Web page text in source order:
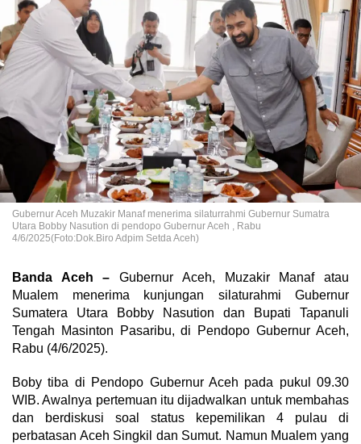
Gubernur Aceh Muzakir Manaf menerima silaturrahmi Gubernur Sumatra
Utara Bobby Nasution di pendopo Gubernur Aceh , Rabu
4/6/2025(Foto:Dok.Biro Adpim Setda Aceh)
Banda Aceh – Gubernur Aceh, Muzakir Manaf atau
Mualem menerima kunjungan silaturahmi Gubernur
Sumatera Utara Bobby Nasution dan Bupati Tapanuli
Tengah Masinton Pasaribu, di Pendopo Gubernur Aceh,
Rabu (4/6/2025).
Boby tiba di Pendopo Gubernur Aceh pada pukul 09.30
WIB. Awalnya pertemuan itu dijadwalkan untuk membahas
dan berdiskusi soal status kepemilikan 4 pulau di
perbatasan Aceh Singkil dan Sumut. Namun Mualem yang